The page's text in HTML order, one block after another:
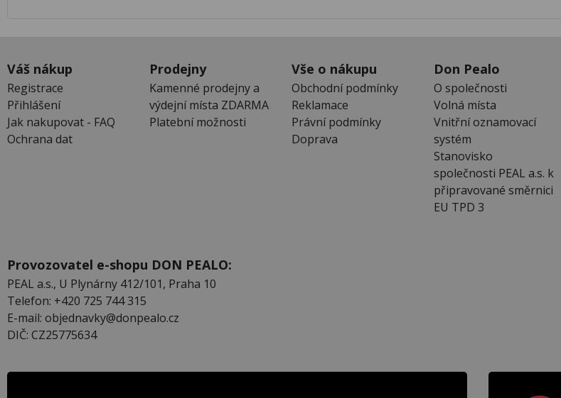
Váš nákup
Registrace
Přihlášení
Jak nakupovat - FAQ
Ochrana dat
Prodejny
Kamenné prodejny a
výdejní místa ZDARMA
Platební možnosti
Vše o nákupu
Obchodní podmínky
Reklamace
Právní podmínky
Doprava
Don Pealo
O společnosti
Volná místa
Vnitřní oznamovací
systém
Stanovisko
společnosti PEAL a.s. k
připravované směrnici
EU TPD 3
Provozovatel e-shopu DON PEALO:
PEAL a.s., U Plynárny 412/101, Praha 10
Telefon: +420 725 744 315
E-mail: objednavky@donpealo.cz
DIČ: CZ25775634